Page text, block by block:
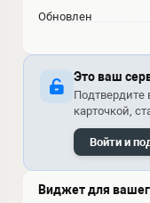
Обновлен
Это ваш
Подтвердите
карточкой,
Войти и
Виджет для